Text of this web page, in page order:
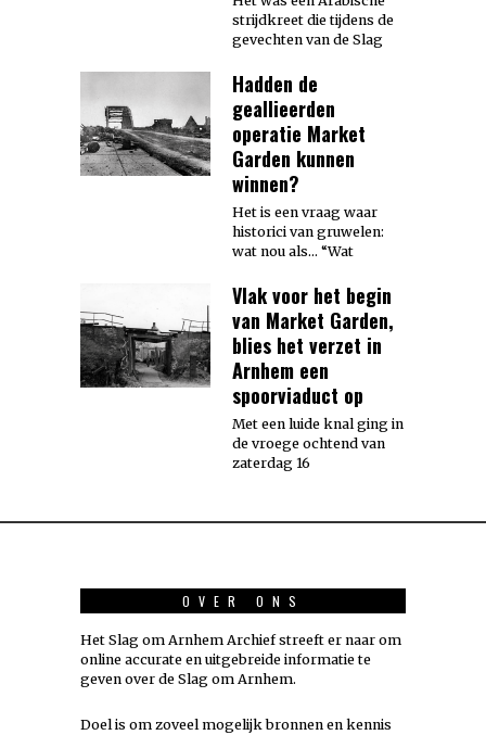
strijdkreet die tijdens de
gevechten van de Slag
Hadden de
geallieerden
operatie Market
Garden kunnen
winnen?
Het is een vraag waar
historici van gruwelen:
wat nou als… “Wat
Vlak voor het begin
van Market Garden,
blies het verzet in
Arnhem een
spoorviaduct op
Met een luide knal ging in
de vroege ochtend van
zaterdag 16
OVER ONS
Het Slag om Arnhem Archief streeft er naar om
online accurate en uitgebreide informatie te
geven over de Slag om Arnhem.
Doel is om zoveel mogelijkbronnen en kennis